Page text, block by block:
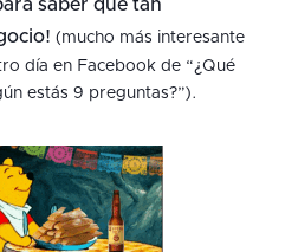
saber qué tan
(mucho más interesante
día en Facebook de “¿Qué
estás 9 preguntas?”).